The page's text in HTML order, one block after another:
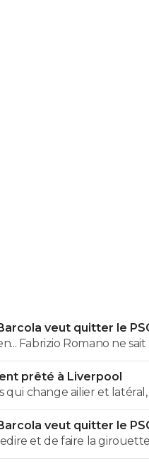
veut quitter le
Fabrizio Romano ne sait
sur tout.
prêté à Liverpool
ailier et latéral, weah
à L OM
veut quitter le
et de faire la
tu me dis que barcola